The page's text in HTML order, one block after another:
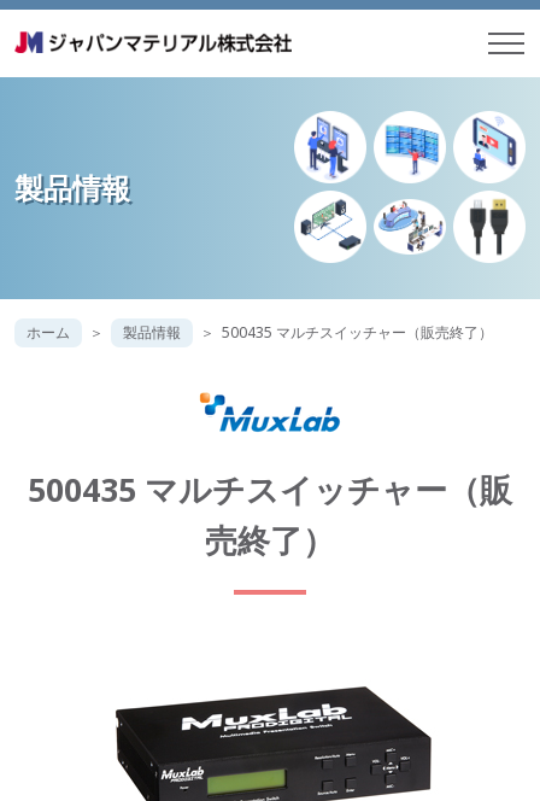
製品情報
ホーム 製品情報 500435 マルチスイッチャー（販売終了）
500435 マルチスイッチャー（販
売終了）